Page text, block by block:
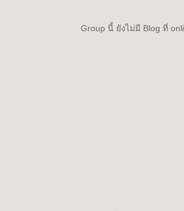
Group นี้ ยังไม่มี Blog ที่